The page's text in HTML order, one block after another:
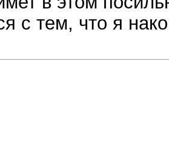
с тем, что я